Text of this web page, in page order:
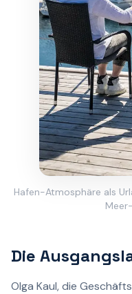
Hafen-Atmosphäre als
Die
Olga Kaul, die